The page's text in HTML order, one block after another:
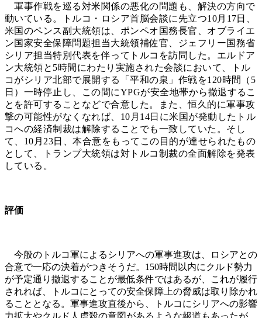
軍事作戦を巡る対米関係の悪化の問題も、解決の方向で
動いている。トルコ・ロシア首脳会談に先立つ10月17日、
米国のペンス副大統領は、ポンペオ国務長官、オブライエ
ン国家安全保障問題担当大統領補佐官、ジェフリー国務省
シリア担当特別代表を伴ってトルコを訪問した。エルドア
ン大統領と5時間にわたり実施された会談において、トル
コがシリア北部で展開する「平和の泉」作戦を120時間（5
日）一時停止し、この間にYPGが安全地帯から撤退するこ
とを許可することなどで合意した。また、恒久的に軍事攻
撃の可能性がなくなれば、10月14日に米国が発動したトル
コへの経済制裁は解除することでも一致していた。そし
て、10月23日、本合意をもってこの目的が達せられたもの
として、トランプ大統領は対トルコ制裁の全面解除を発表
している。
評価
今般のトルコ軍によるシリアへの軍事進攻は、ロシアとの
合意で一応の決着がつきそうだ。150時間以内にクルド勢力
が予定通り撤退することが最低条件ではあるが、これが履行
されれば、トルコにとっての安全保障上の脅威は取り除かれ
ることとなる。軍事進攻直後から、トルコにシリアへの影響